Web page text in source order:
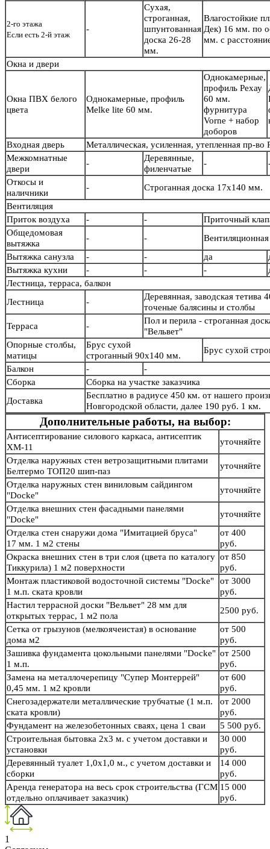
2-го этажа
Если есть 2-й этаж
-
Сухая,
строганная,
шпунтованная
доска 26-28
мм.
Влагостойкие
Дек) 16 мм. по
мм. с
Окна и двери
Окна ПВХ белого
цвета
Однокамерные, профиль
Melke lite 60 мм.
Однокамерные,
профиль Рехау
60 мм.
фурнитура
Vorne + набор
доборов
Входная дверь
Металлическая, усиленная, утепленная пр-во
Межкомнатные
двери
-
Деревянные,
филенчатые
-
Откосы и
наличники
-
Строганная доска 17х140 мм.
Вентиляция
Приток воздуха
- -
Приточный
Общедомовая
вытяжка
- -
Вытяжка санузла
- - да
Вытяжка кухни
- - -
Лестница, терраса, балкон
Лестница
-
Деревянная, заводская тетива
точеные балясины и
Терраса
-
Пол и перила - строганная
"Вельвет"
Опорные столбы,
матицы
Брус сухой
строганный 90х140 мм.
Брус сухой
Балкон
-
-
Сборка
Сборка на участке заказчика
Доставка
Бесплатно в радиусе 450 км. от нашего
Новгородской области, далее 190 руб. 1 км.
Дополнительные работы, на выбор:
Антисептирование силового каркаса, антисептик
ХМ-11
уточняйте
Отделка наружных стен ветрозащитными плитами
Белтермо ТОП20 шип-паз
уточняйте
Отделка наружных стен виниловым сайдингом
"Docke"
уточняйте
Отделка внешних стен фасадными панелями
"Docke"
уточняйте
Отделка стен снаружи дома "Имитацией бруса"
17 мм. 1 м2 стены
от 400
руб.
Окраска внешних стен в три слоя (цвета по каталогу
Тиккурила) 1 м2 поверхности
от 850
руб.
Монтаж пластиковой водосточной системы "Docke"
1 м.п. ската кровли
от 3000
руб.
Настил террасной доски "Вельвет" 28 мм для
открытых террас, 1 м2 пола
2500 руб.
Сетка от грызунов (мелкоячеистая) в основание
дома м2
от 500
руб.
Зашивка фундамента цокольными панелями "Docke"
1 м.п.
от 2500
руб.
Замена на металлочерепицу "Супер Монтеррей"
0,45 мм. 1 м2 кровли
от 600
руб.
Снегозадержатели металлические трубчатые (1 м.п.
ската кровли)
от 2000
руб.
Фундамент на железобетонных сваях, цена 1 сваи
5 500 руб.
Строительная бытовка 2х3 м. с учетом доставки и
установки
30 000
руб.
Деревянный туалет 1,0х1,0 м., с учетом доставки и
сборки
14 000
руб.
Аренда генератора на весь срок строительства (ГСМ
отдельно оплачивает заказчик)
15 000
руб.
1